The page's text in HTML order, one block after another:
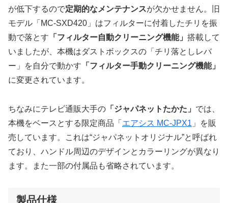
が低下するので定期的なメンテナンスが欠かせません。旧
モデル「MC-SXD420」はフィルターに付着したチリを振
動で落とす 「フィルター自動クリーニング機能」 搭載して
いましたが、本機はダストボックスの「チリ落としレバ
ー」を自分で動かす 「フィルター手動クリーニング機能」
に変更されています。
ちなみにテレビ通販大手の 「ジャパネットたかた」 では、
本機をベースとする限定商品「 エアシス MC-JPX1 」を販
売しています。これは“ジャパネットオリジナル”と呼ばれ
ており、ハンドル周辺のデザインとカラーリングが異なり
ます。また一部の付属品も省略されています。
製品仕様